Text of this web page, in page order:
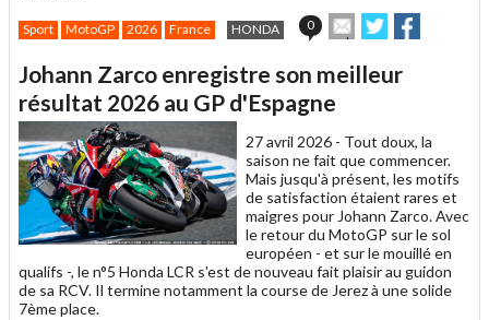
Sport MotoGP 2026 France HONDA 0
Envoyer
cet
à
un
ami
Partager
sur sur
Johann Zarco enregistre son meilleur
résultat 2026 au GP d'Espagne
27 avril 2026 - Tout doux, la
saison ne fait que commencer.
Mais jusqu'à présent, les motifs
de satisfaction étaient rares et
maigres pour Johann Zarco. Avec
le retour du MotoGP sur le sol
européen - et sur le mouillé en
qualifs -, le n°5 Honda LCR s'est de nouveau fait plaisir au guidon
de sa RCV. Il termine notamment la course de Jerez à une solide
7ème place.